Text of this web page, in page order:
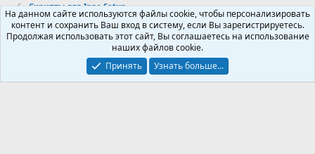
н
ы
й
г
о
н
ы
й
г
о
Скрипты для Inno Setup
Russian (RU)
Условия и правила
Политика конфиденциальности
Помощь
На данном сайте используются файлы cookie, чтобы персонализировать
контент и сохранить Ваш вход в систему, если Вы зарегистрируетесь.
Продолжая использовать этот сайт, Вы соглашаетесь на использование
наших файлов cookie.
Принять
Узнать больше...